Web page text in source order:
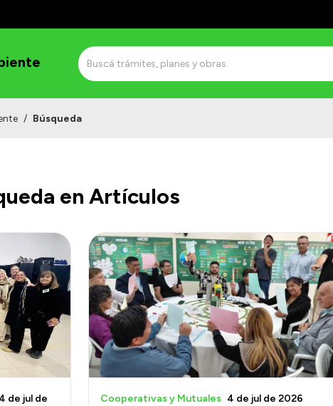
/ Búsqueda
en Artículos
4 de jul de
Cooperativas y Mutuales 4 de jul de 2026